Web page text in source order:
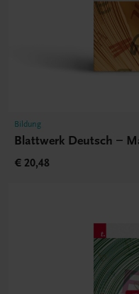
Bildung
Blattwerk Deutsch –
€ 20,48